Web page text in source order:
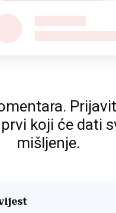
koji će dati
mišljenje.